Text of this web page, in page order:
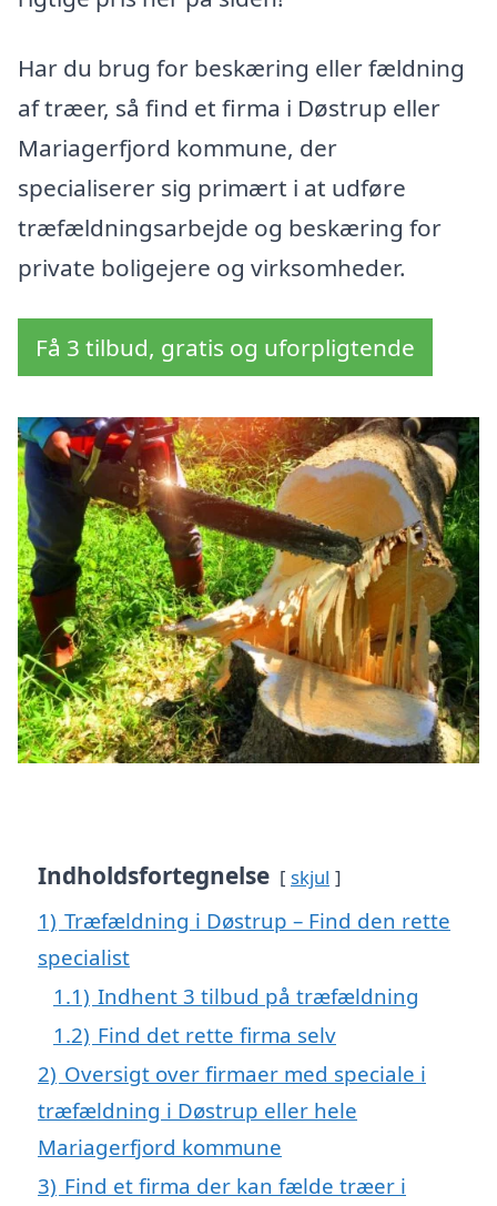
Har du brug for beskæring eller fældning
af træer, så find et firma i Døstrup eller
Mariagerfjord kommune, der
specialiserer sig primært i at udføre
træfældningsarbejde og beskæring for
private boligejere og virksomheder.
Få 3 tilbud, gratis og uforpligtende
Indholdsfortegnelse skjul
1) Træfældning i Døstrup – Find den rette
specialist
1.1) Indhent 3 tilbud på træfældning
1.2) Find det rette firma selv
2) Oversigt over firmaer med speciale i
træfældning i Døstrup eller hele
Mariagerfjord kommune
3) Find et firma der kan fælde træer i